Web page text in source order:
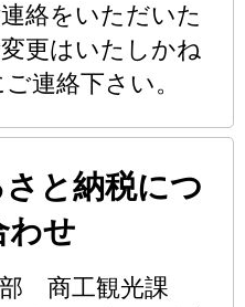
絡をいただいた
更はいたしかね
連絡下さい。
と納税につ
わせ
商工観光課